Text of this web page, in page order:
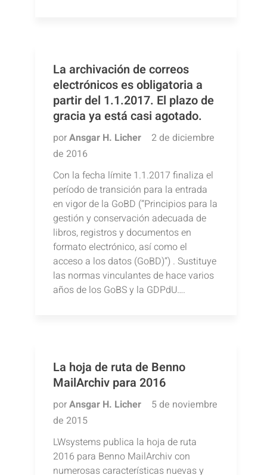
La archivación de correos
electrónicos es obligatoria a
partir del 1.1.2017. El plazo de
gracia ya está casi agotado.
porAnsgar H. Licher
2 de diciembre
de 2016
Con la fecha límite 1.1.2017 finaliza el
período de transición para la entrada
en vigor de la GoBD (“Principios para la
gestión y conservación adecuada de
libros, registros y documentos en
formato electrónico, así como el
acceso a los datos (GoBD)“) . Sustituye
las normas vinculantes de hace varios
años de los GoBS y la GDPdU….
La hoja de ruta de Benno
MailArchiv para 2016
porAnsgar H. Licher
5 de noviembre
de 2015
LWsystems publica la hoja de ruta
2016 para Benno MailArchiv con
numerosas características nuevas y